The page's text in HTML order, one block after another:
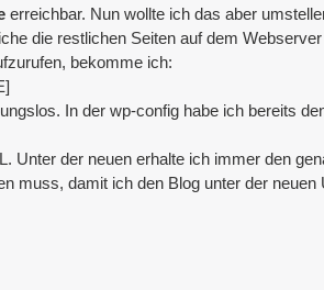
erreichbar. Nun wollte ich das aber
die restlichen Seiten auf dem
bekomme ich:
In der wp-config habe ich bereits
Unter der neuen erhalte ich immer den
muss, damit ich den Blog unter der